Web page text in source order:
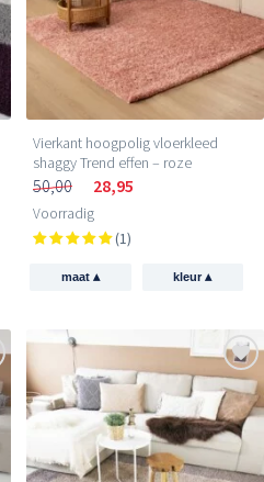
Vierkant hoogpolig vloerkleed
shaggy Trend effen – roze
50,00 28,95
Voorradig
(1)
maat ▴ kleur▴